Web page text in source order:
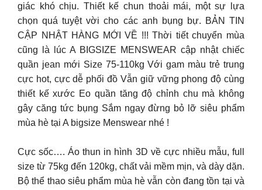
giác khó chịu. Thiết kế chun thoải mái, một sự lựa
chọn quá tuyệt vời cho các anh bụng bự. BẢN TIN
CẬP NHẬT HÀNG MỚI VỀ !!! Thời tiết chuyển mùa
cũng là lúc A BIGSIZE MENSWEAR cập nhật chiếc
quần jean mới Size 75-110kg Với gam màu trẻ trung
cực hot, cực dễ phối đồ Vẫn giữ vững phong độ cùng
thiết kế xước Eo quần tăng độ chỉnh chu mà không
gây căng tức bụng Sắm ngay đừng bỏ lỡ siêu phẩm
mùa hè tại A bigsize Menswear nhé !
Cực sốc…. Áo thun in hình 3D về cực nhiều mẫu, full
size từ 75kg đến 120kg, chất vải mềm mịn, và dày dặn.
Bộ thể thao siêu phẩm mùa hè vẫn còn đang tồn tại và